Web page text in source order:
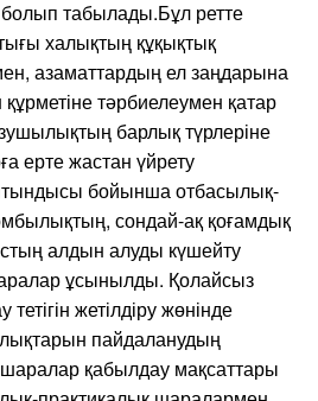
болып табылады.Бұл ретте
халықтың құқықтық
азаматтардың ел заңдарына
құрметіне тәрбиелеумен қатар
барлық түрлеріне
ерте жастан үйрету
бойынша отбасылық-
сондай-ақ қоғамдық
алдын алуды күшейту
ұсынылды. Қолайсыз
жетілдіру жөнінде
пайдаланудың
шаралар қабылдау мақсаттары